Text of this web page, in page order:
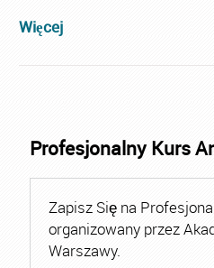
Więcej
Profesjonalny Kurs
Zapisz Się na
organizowany przez
Warszawy.